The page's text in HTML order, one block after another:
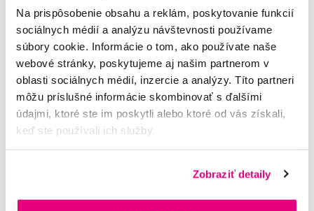
Na prispôsobenie obsahu a reklám, poskytovanie funkcií
sociálnych médií a analýzu návštevnosti používame
súbory cookie. Informácie o tom, ako používate naše
webové stránky, poskytujeme aj našim partnerom v
oblasti sociálnych médií, inzercie a analýzy. Títo partneri
môžu príslušné informácie skombinovať s ďalšími
údajmi, ktoré ste im poskytli alebo ktoré od vás získali,
keď ste používali ich služby.
Zobraziť detaily
Napište našim odborníkům
MUDr. Alena Krugová
odborná konzultácia dentálnej
starostlivosti
starostlivosti